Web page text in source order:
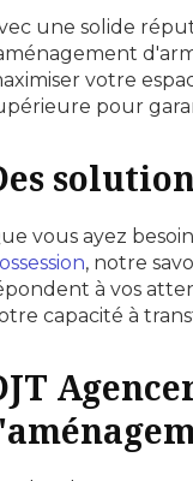
une solide
votre
pour
vous ayez
, notre
à vos
capacité à